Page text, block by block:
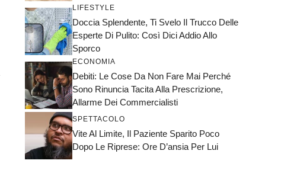
LIFESTYLE
Doccia Splendente, Ti Svelo Il Trucco Delle
Esperte Di Pulito: Così Dici Addio Allo
Sporco
ECONOMIA
Debiti: Le Cose Da Non Fare Mai Perché
Sono Rinuncia Tacita Alla Prescrizione,
Allarme Dei Commercialisti
SPETTACOLO
Vite Al Limite, Il Paziente Sparito Poco
Dopo Le Riprese: Ore D’ansia Per Lui